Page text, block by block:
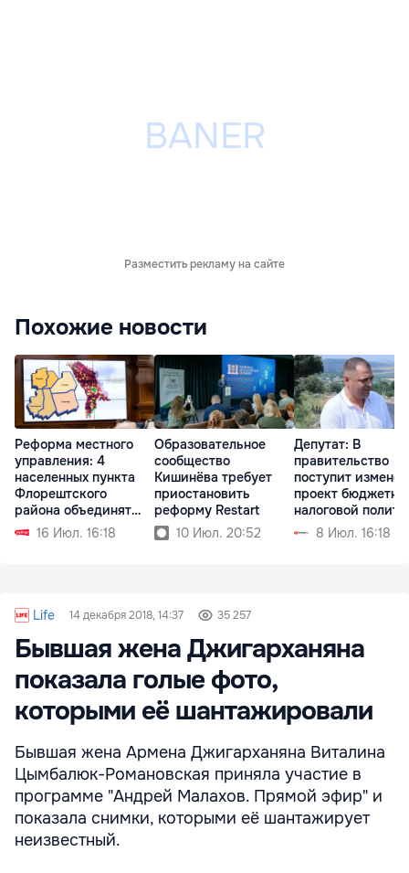
Разместить рекламу на сайте
Похожие новости
Реформа местного
управления: 4
населенных пункта
Флорештского
района объединят
мэрии16 Июл. 16:18
Образовательное
сообщество
Кишинёва требует
приостановить
реформу Restart
10 Июл. 20:52
Депутат: В
правительство
поступит
проект
налоговой
8 Июл. 16:18
Life 14 декабря 2018, 14:37 35 257
Бывшая жена Джигарханяна
показала голые фото,
которыми её шантажировали
Бывшая жена Армена Джигарханяна Виталина
Цымбалюк-Романовская приняла участие в
программе "Андрей Малахов. Прямой эфир" и
показала снимки, которыми её шантажирует
неизвестный.